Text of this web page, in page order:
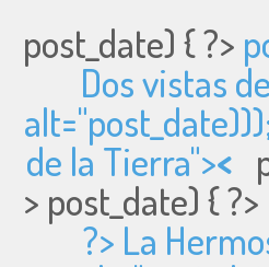
post_date) { ?>
Dos vistas
alt="
de la Tierra"><
> post_date) { ?>
?> La